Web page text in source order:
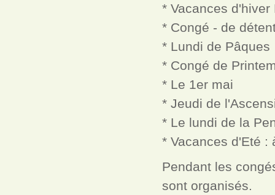
* Vacances
* Congé - de
* Lundi de Pâques
* Congé de
* Le 1er mai
* Jeudi de
* Le lundi de la
* Vacances d'Eté :
Pendant les
sont organisés.